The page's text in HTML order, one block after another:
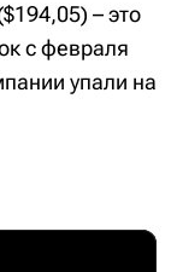
– это
с февраля
упали на